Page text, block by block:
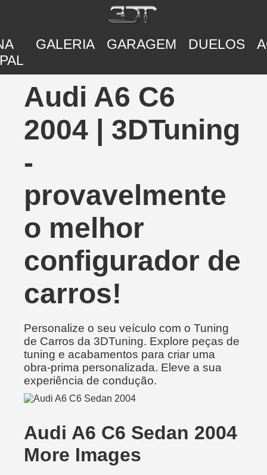
GALERIA GARAGEM DUELOS
Audi A6 C6
2004 | 3DTuning
-
provavelmente
o melhor
configurador de
carros!
Personalize o seu veículo com o Tuning
de Carros da 3DTuning. Explore peças de
tuning e acabamentos para criar uma
obra-prima personalizada. Eleve a sua
experiência de condução.
Audi A6 C6 Sedan 2004
More Images